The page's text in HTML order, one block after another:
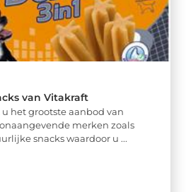
van Vitakraft
het grootste aanbod van
merken zoals
snacks waardoor u ...